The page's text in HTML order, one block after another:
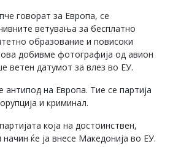
говорат за Европа, се
ветувања за бесплатно
образование и повисоки
добивме фотографија од авион
ветен датумот за влез во ЕУ.
на Европа. Тие се партија
и криминал.
која на достоинствен,
начин ќе ја внесе Македонија во ЕУ.